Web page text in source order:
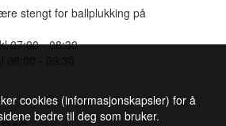
stengt for ballplukking på
07:00 - 08:30
cookies (informasjonskapsler) for å
bedre til deg som bruker.